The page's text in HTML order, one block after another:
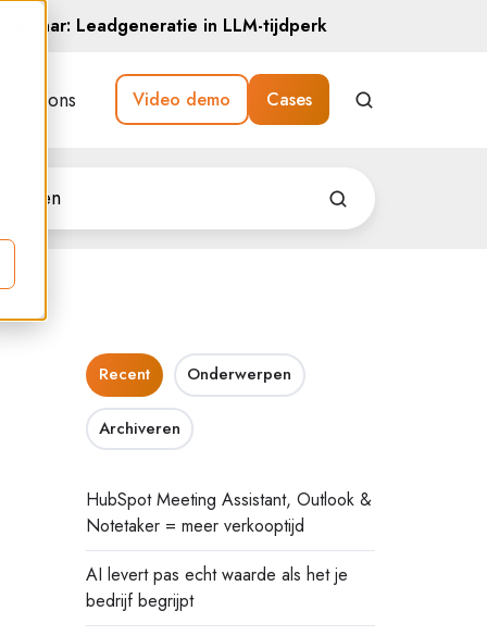
Leadgeneratie in LLM-tijdperk
Over ons Video demo Cases
Recent Onderwerpen
Archiveren
HubSpot Meeting Assistant, Outlook &
Notetaker = meer verkooptijd
AI levert pas echt waarde als het je
bedrijf begrijpt